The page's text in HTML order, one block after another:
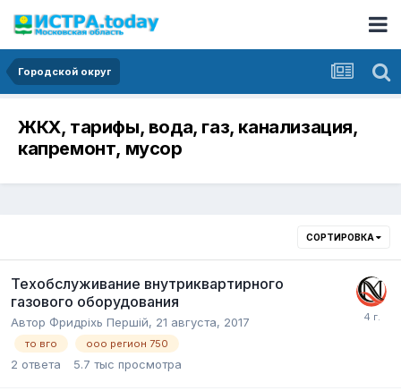
Городской округ
ЖКХ, тарифы, вода, газ, канализация,
капремонт, мусор
СОРТИРОВКА
Техобслуживание внутриквартирного
газового оборудования
Автор Фридрixь Першiй, 21 августа, 2017
то вго ооо регион 750
2 ответа 5.7 тыс просмотра